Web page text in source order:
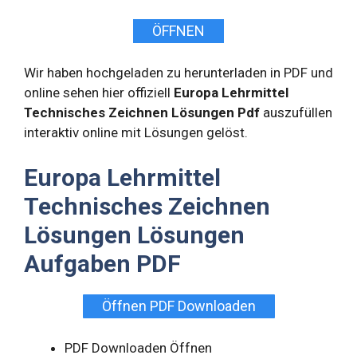
ÖFFNEN
Wir haben hochgeladen zu herunterladen in PDF und
online sehen hier offiziell Europa Lehrmittel
Technisches Zeichnen Lösungen Pdf auszufüllen
interaktiv online mit Lösungen gelöst.
Europa Lehrmittel
Technisches Zeichnen
Lösungen Lösungen
Aufgaben PDF
Öffnen PDF Downloaden
PDF Downloaden Öffnen